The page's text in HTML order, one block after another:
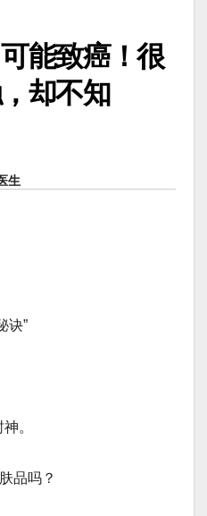
能致癌！很
却不知
生
诀”
。
品吗？